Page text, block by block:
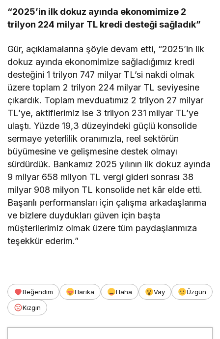
“2025’in ilk dokuz ayında ekonomimize 2
trilyon 224 milyar TL kredi desteği sağladık”
Gür, açıklamalarına şöyle devam etti, “2025’in ilk
dokuz ayında ekonomimize sağladığımız kredi
desteğini 1 trilyon 747 milyar TL’si nakdi olmak
üzere toplam 2 trilyon 224 milyar TL seviyesine
çıkardık. Toplam mevduatımız 2 trilyon 27 milyar
TL’ye, aktiflerimiz ise 3 trilyon 231 milyar TL’ye
ulaştı. Yüzde 19,3 düzeyindeki güçlü konsolide
sermaye yeterlilik oranımızla, reel sektörün
büyümesine ve gelişmesine destek olmayı
sürdürdük. Bankamız 2025 yılının ilk dokuz ayında
9 milyar 658 milyon TL vergi gideri sonrası 38
milyar 908 milyon TL konsolide net kâr elde etti.
Başarılı performansları için çalışma arkadaşlarıma
ve bizlere duydukları güven için başta
müşterilerimiz olmak üzere tüm paydaşlarımıza
teşekkür ederim.”
Beğendim Harika Haha Vay
Üzgün
Kızgın